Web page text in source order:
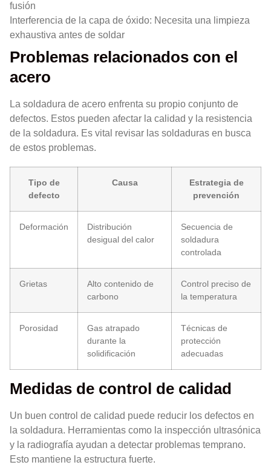
fusión
Interferencia de la capa de óxido: Necesita una limpieza
exhaustiva antes de soldar
Problemas relacionados con el
acero
La soldadura de acero enfrenta su propio conjunto de
defectos. Estos pueden afectar la calidad y la resistencia
de la soldadura. Es vital revisar las soldaduras en busca
de estos problemas.
Tipo de
defecto
Causa
Estrategia de
prevención
Deformación
Distribución
desigual del calor
Secuencia de
soldadura
controlada
Grietas
Alto contenido de
carbono
Control preciso de
la temperatura
Porosidad
Gas atrapado
durante la
solidificación
Técnicas de
protección
adecuadas
Medidas de control de calidad
Un buen control de calidad puede reducir los defectos en
la soldadura. Herramientas como la inspección ultrasónica
y la radiografía ayudan a detectar problemas temprano.
Esto mantiene la estructura fuerte.